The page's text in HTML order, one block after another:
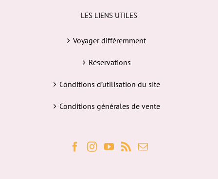
LES LIENS UTILES
Voyager différemment
Réservations
Conditions d’utilisation du site
Conditions générales de vente